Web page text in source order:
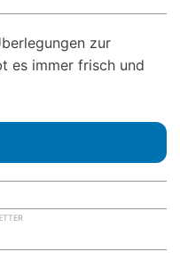
zur
es immer frisch und